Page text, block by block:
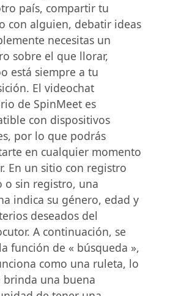
país, compartir tu
con alguien, debatir ideas
necesitas un
sobre el que llorar,
está siempre a tu
El videochat
de SpinMeet es
con dispositivos
por lo que podrás
en cualquier momento
En un sitio con registro
o sin registro, una
indica su género, edad y
deseados del
A continuación, se
función de « búsqueda »,
como una ruleta, lo
brinda una buena